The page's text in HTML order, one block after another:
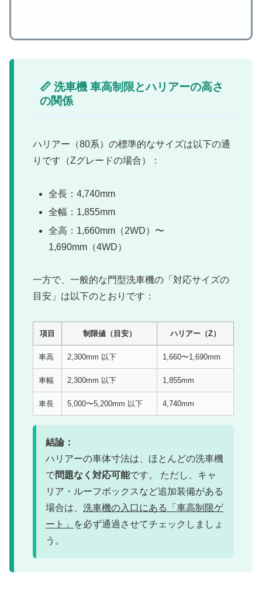
📏 洗車機 車高制限とハリアーの高さ
の関係
ハリアー（80系）の標準的なサイズは以下の通
りです（Zグレードの場合）：
全長：4,740mm
全幅：1,855mm
全高：1,660mm（2WD）〜
1,690mm（4WD）
一方で、一般的な門型洗車機の「対応サイズの
目安」は以下のとおりです：
項目 制限値（目安） ハリアー（Z）
車高 2,300mm 以下 1,660〜1,690mm
車幅 2,300mm 以下 1,855mm
車長 5,000〜5,200mm 以下 4,740mm
結論：
ハリアーの車体寸法は、ほとんどの洗車機
で問題なく対応可能です。 ただし、キャ
リア・ルーフボックスなど追加装備がある
場合は、 洗車機の入口にある「車高制限ゲ
ート」
を必ず通過させてチェックしましょ
う。